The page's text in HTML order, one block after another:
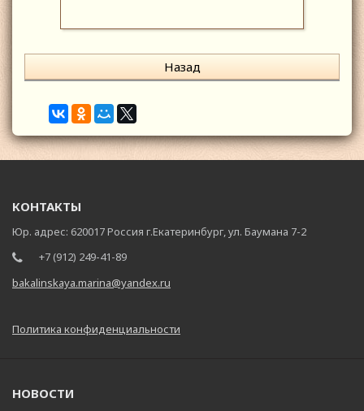
Назад
КОНТАКТЫ
Юр. адрес: 620017 Россия г.Екатеринбург, ул. Баумана 7-2
+7 (912) 249-41-89
bakalinskaya.marina@yandex.ru
Политика конфиденциальности
НОВОСТИ